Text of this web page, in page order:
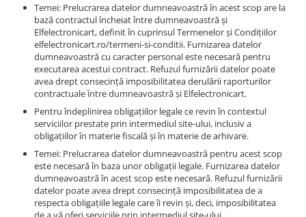
Temei: Prelucrarea datelor dumneavoastră în acest scop are la
bază contractul încheiat între dumneavoastră și
Elfelectronicart, definit în cuprinsul Termenelor și Condițiilor
elfelectronicart.ro/termeni-si-conditii. Furnizarea datelor
dumneavoastră cu caracter personal este necesară pentru
executarea acestui contract. Refuzul furnizării datelor poate
avea drept consecință imposibilitatea derulării raporturilor
contractuale între dumneavoastră și Elfelectronicart.
Pentru îndeplinirea obligațiilor legale ce revin în contextul
serviciilor prestate prin intermediul site-ului, inclusiv a
obligațiilor în materie fiscală și în materie de arhivare.
Temei: Prelucrarea datelor dumneavoastră pentru acest scop
este necesară în baza unor obligații legale. Furnizarea datelor
dumneavoastră în acest scop este necesară. Refuzul furnizării
datelor poate avea drept consecință imposibilitatea de a
respecta obligațiile legale care îi revin și, deci, imposibilitatea